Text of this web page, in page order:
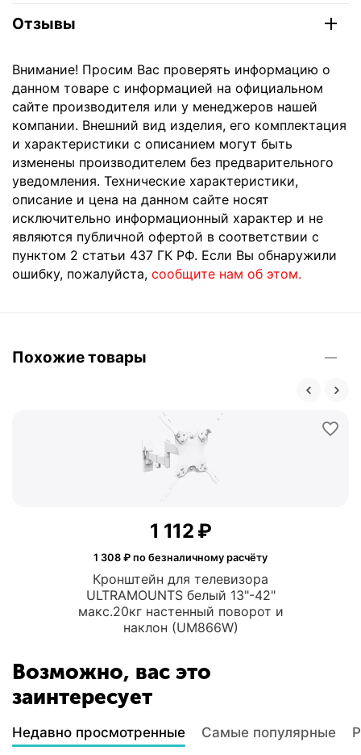
Отзывы
Внимание! Просим Вас проверять информацию о
данном товаре с информацией на официальном
сайте производителя или у менеджеров нашей
компании. Внешний вид изделия, его комплектация
и характеристики с описанием могут быть
изменены производителем без предварительного
уведомления. Технические характеристики,
описание и цена на данном сайте носят
исключительно информационный характер и не
являются публичной офертой в соответствии с
пунктом 2 статьи 437 ГК РФ. Если Вы обнаружили
ошибку, пожалуйста, сообщите нам об этом.
Похожие товары
Кронштейн для телевизора
ULTRAMOUNTS белый 13"-42"
макс.20кг настенный поворот и
наклон (UM866W)
1 112 ₽
1 308 ₽ по безналичному расчёту
Возможно, вас это
заинтересует
Недавно просмотренные Самые популярные